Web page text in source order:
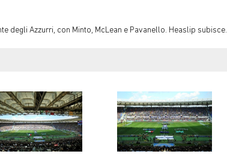
degli Azzurri, con Minto, McLean e Pavanello. Heaslip subisce.